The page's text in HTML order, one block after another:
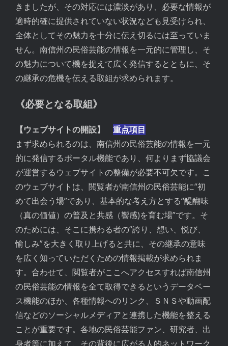
きましたが、その対応には濃淡があり、必要な情報が
適時的確に提供されていない状況なども見受けられ、
全体としてその魅力を十分に伝え切るには至っていま
せん。南信州の民俗芸能の情報を一元的に管理し、そ
の魅力について機を捉えて広く発信するとともに、そ
の継承の危機を伝える取組が求められます。
《必要となる取組》
【ウェブサイトの開設】 重点項目
まず求められるのは、南信州の民俗芸能の情報を一元
的に発信するポータル機能であり、何よりまず協議会
が運営するウェブサイトの整備が必要不可欠です。こ
のウェブサイトは、閲覧者が南信州の民俗芸能に“初
めて出会う場”であり、基本的な考え方とする“醍醐味
（真の価値）の普及と共感（響感)を育む場”です。そ
のためには、そこに携わる者の“誇り、想い、悦び、
愉しみ”を大きく取り上げると共に、その継承の意味
を広く知っていただくための情報掲載が求められま
す。合わせて、閲覧者がここへアクセスすれば南信州
の民俗芸能の情報を全て取得できるというデータベー
ス機能のほか、各種情報へのリンク、ＳＮＳや動画配
信などのソーシャルメディアと連携した機能を整える
ことが重要です。各地の民俗芸能ファン、研究者、出
身者等に加えて、その背後に広がる人的ネットワーク